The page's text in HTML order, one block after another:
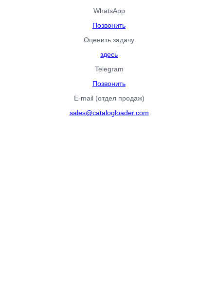
WhatsApp
Позвонить
Оценить задачу
здесь
Telegram
Позвонить
E-mail (отдел продаж)
sales@catalogloader.com